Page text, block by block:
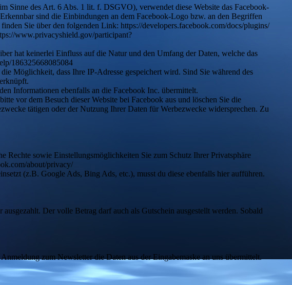
Sinne des Art. 6 Abs. 1 lit. f. DSGVO), verwendet diese Website das Facebook-
sind die Einbindungen an dem Facebook-Logo bzw. an den Begriffen
Sie über den folgenden Link: https://developers.facebook.com/docs/plugins/
www.privacyshield.gov/participant?
hat keinerlei Einfluss auf die Natur und den Umfang der Daten, welche das
186325668085084
Möglichkeit, dass Ihre IP-Adresse gespeichert wird. Sind Sie während des
Informationen ebenfalls an die Facebook Inc. übermittelt.
vor dem Besuch dieser Website bei Facebook aus und löschen Sie die
tätigen oder der Nutzung Ihrer Daten für Werbezwecke widersprechen. Zu
sowie Einstellungsmöglichkeiten Sie zum Schutz Ihrer Privatsphäre
about/privacy/
(z.B. Google Ads, Bing Ads, etc.), musst du diese ebenfalls hier aufführen.
Der volle Betrag darf auch als Gutschein ausgestellt werden. Sobald
zum Newsletter die Daten aus der Eingabemaske an uns übermittelt.